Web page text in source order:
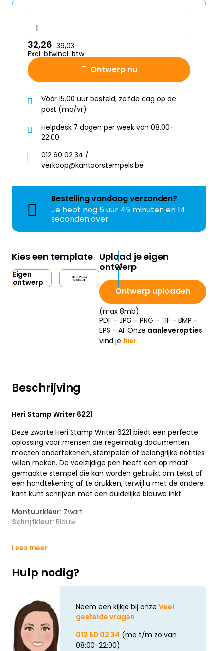
Beschrijving
Heri Stamp Writer 6221
Deze zwarte Heri Stamp Writer 6221 biedt een perfecte
oplossing voor mensen die regelmatig documenten
moeten ondertekenen, stempelen of belangrijke notities
willen maken. De veelzijdige pen heeft een op maat
gemaakte stempel die kan worden gebruikt om tekst of
een handtekening af te drukken, terwijl u met de andere
kant kunt schrijven met een duidelijke blauwe inkt.
Montuurkleur: Zwart
Schrijfkleur: Blauw
Lees meer
Hulp nodig?
Neem een kijkje bij onze Veel
gestelde vragen
012 60 02 34 (ma t/m zo van
08:00-22:00)
Ontwerp nu
32,26
Excl. btw
39,03
Incl. btw
Vóór 15.00 uur besteld, zelfde dag op de
post (ma/vr)
Helpdesk 7 dagen per week van 08.00-
22.00
012 60 02 34 /
verkoop@kantoorstempels.be
Bestellingvandaagverzonden?
Je hebt nog 5 uur 45 minuten en 14
seconden over
Kies een template
Eigen
ontwerp
Upload je eigen
ontwerp
Ontwerp uploaden
(max 8mb)
PDF - JPG - PNG - TIF - BMP -
EPS - AI. Onze aanleveropties
vind je hier.